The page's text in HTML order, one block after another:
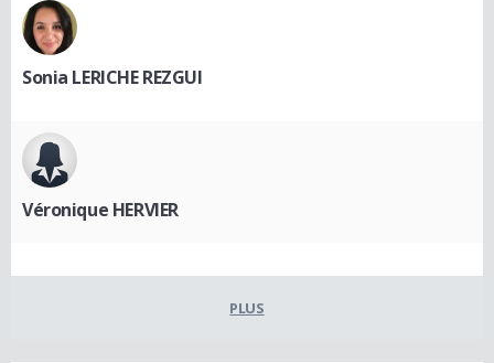
Sonia LERICHE REZGUI
Véronique HERVIER
PLUS